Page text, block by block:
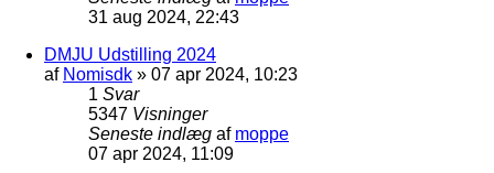
31 aug 2024, 22:43
DMJU Udstilling 2024
af Nomisdk » 07 apr 2024, 10:23
1 Svar
5347 Visninger
Seneste indlæg af moppe
07 apr 2024, 11:09